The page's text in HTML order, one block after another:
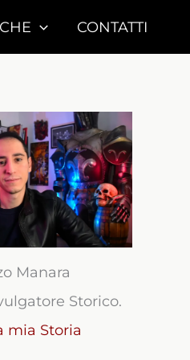
CONTATTI
Manara
Storico.
mia Storia